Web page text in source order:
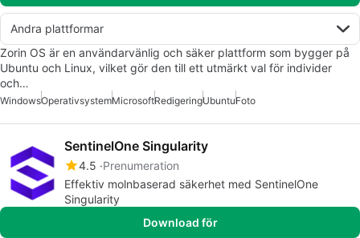
Andra plattformar
Zorin OS är en användarvänlig och säker plattform som bygger på
Ubuntu och Linux, vilket gör den till ett utmärkt val för individer
och…
WindowsOperativsystemMicrosoftRedigeringUbuntuFoto
SentinelOne Singularity
4.5 Prenumeration
Effektiv molnbaserad säkerhet med SentinelOne
Singularity
Download för